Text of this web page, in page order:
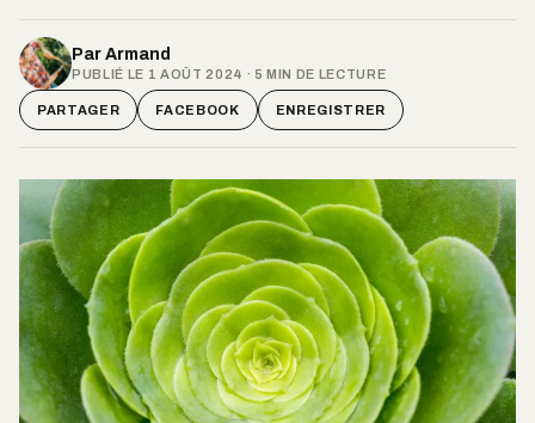
Par Armand
PUBLIÉ LE 1 AOÛT 2024 · 5 MIN DE LECTURE
PARTAGER FACEBOOK ENREGISTRER